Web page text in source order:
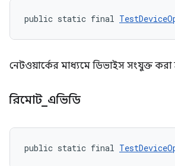
public static final
নেটওয়ার্কের মাধ্যমে ডিভাইস সংযুক্ত করা
রিমোট_ এভিডি
public static final